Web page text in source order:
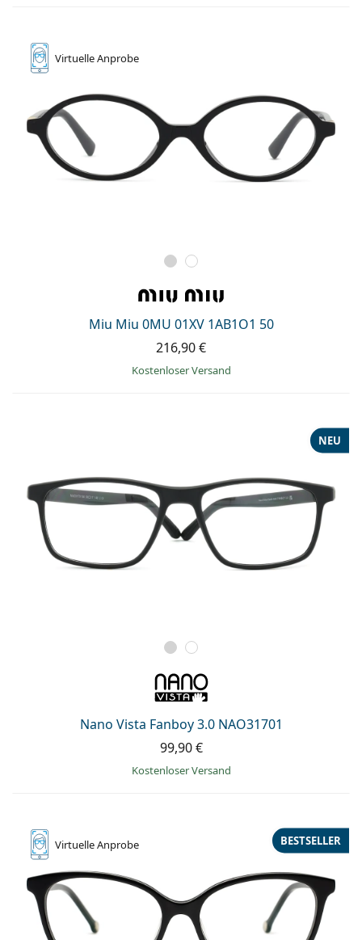
VirtuelleAnprobe
Miu Miu 0MU 01XV 1AB1O1 50
216,90 €
Kostenloser Versand
Nano Vista Fanboy 3.0 NAO31701
NEU
99,90 €
Kostenloser Versand
VirtuelleAnprobe BESTSELLER